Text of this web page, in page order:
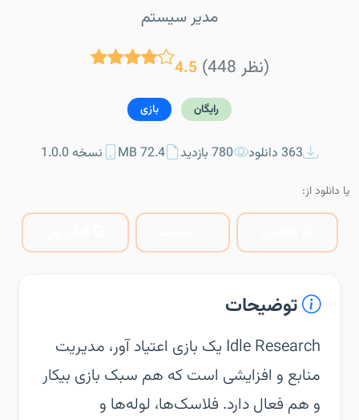
مدیر سیستم
4.5 (448 نظر)
رایگان بازی
363 دانلود 780 بازدید 72.4 MB نسخه 1.0.0
یا دانلود از:
توضیحات
‏‏Idle Research یک بازی اعتیاد آور، مدیریت
منابع و افزایشی است که هم سبک بازی بیکار
و هم فعال دارد. فلاسک‌ها، لوله‌ها و